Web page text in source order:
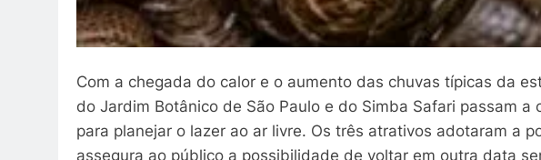
Com a chegada do calor e o aumento das chuvas típicas da
do Jardim Botânico de São Paulo e do Simba Safari passam a
para planejar o lazer ao ar livre. Os três atrativos adotaram a
assegura ao público a possibilidade de voltar em outra data